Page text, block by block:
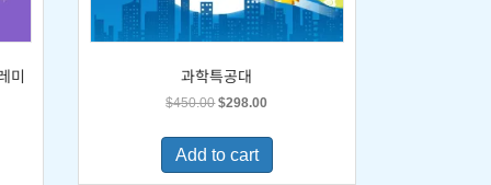
미
과학특공대
$450.00Original
was:
$450.00.
$298.00Current
is:
Add to cart